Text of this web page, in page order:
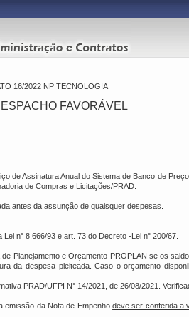
16/2022 NP TECNOLOGIA
FAVORÁVEL
de Assinatura Anual do Sistema de Banco de
de Compras e Licitações/PRAD.
antes da assunção de quaisquer despesas.
n° 8.666/93 e art. 73 do Decreto -Lei n° 200/67.
Planejamento e Orçamento-PROPLAN se os
da despesa pleiteada. Caso o orçamento
PRAD/UFPI N° 14/2021, de 26/08/2021.
emissão da Nota de Empenhodeve ser conferida a